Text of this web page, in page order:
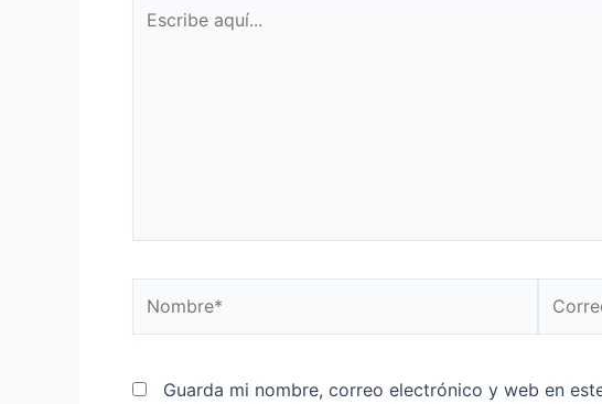
Guarda mi nombre, correo electrónico y web en